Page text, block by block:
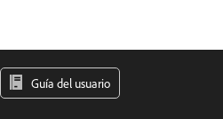
Guía del usuario